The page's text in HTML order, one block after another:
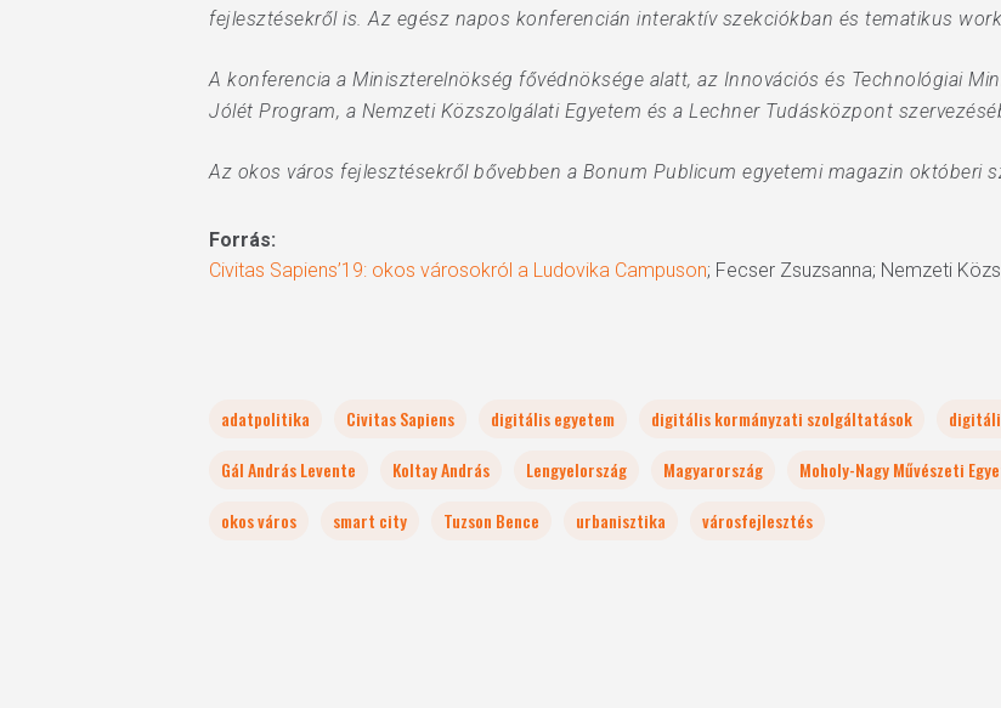
fejlesztésekről is. Az egész napos konferencián interaktív szekciókban és tematikus
A konferencia a Miniszterelnökség fővédnöksége alatt, az Innovációs és Technológiai
Jólét Program, a Nemzeti Közszolgálati Egyetem és a Lechner Tudásközpont
Az okos város fejlesztésekről bővebben a Bonum Publicum egyetemi magazin októberi
Forrás:
Civitas Sapiens’19: okos városokról a Ludovika Campuson; Fecser Zsuzsanna; Nemzeti
adatpolitika Civitas Sapiens digitális egyetem digitális kormányzati szolgáltatások
Gál András Levente
Koltay András Lengyelország Magyarország Moholy-Nagy Művészeti
okos város
smart city Tuzson Bence urbanisztika városfejlesztés